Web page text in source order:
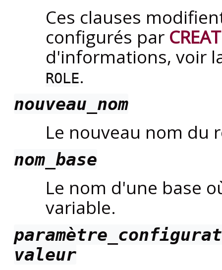
Ces clauses
configurés par
d'informations, voir
ROLE.
nouveau_nom
Le nouveau nom du
nom_base
Le nom d'une base
variable.
valeur